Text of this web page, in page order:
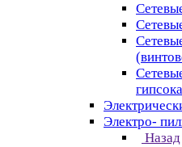
Электро-
Назад